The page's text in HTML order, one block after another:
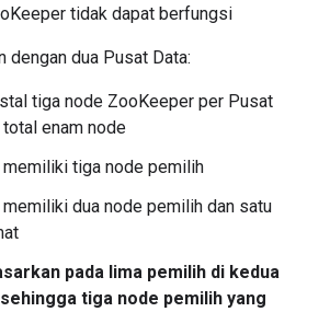
tidak dapat berfungsi
dengan dua Pusat Data:
tiga node ZooKeeper per Pusat
total enam node
memiliki tiga node pemilih
memiliki dua node pemilih dan satu
pada lima pemilih di kedua
tiga node pemilih yang